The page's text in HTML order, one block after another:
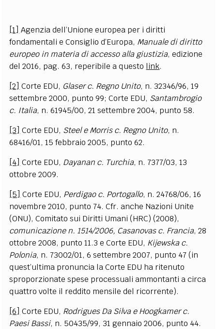
[1] Agenzia dell’Unione europea per i diritti
fondamentali e Consiglio d’Europa, Manuale di diritto
europeo in materia di accesso alla giustizia, edizione
del 2016, pag. 63, reperibile a questo link.
[2] Corte EDU, Glaser c. Regno Unito, n. 32346/96, 19
settembre 2000, punto 99; Corte EDU, Santambrogio
c. Italia, n. 61945/00, 21 settembre 2004, punto 58.
[3] Corte EDU, Steel e Morris c. Regno Unito, n.
68416/01, 15 febbraio 2005, punto 62.
[4] Corte EDU, Dayanan c. Turchia, n. 7377/03, 13
ottobre 2009.
[5] Corte EDU, Perdigao c. Portogallo, n. 24768/06, 16
novembre 2010, punto 74. Cfr. anche Nazioni Unite
(ONU), Comitato sui Diritti Umani (HRC) (2008),
comunicazione n. 1514/2006, Casanovas c. Francia, 28
ottobre 2008, punto 11.3 eCorte EDU, Kijewska c.
Polonia, n. 73002/01, 6 settembre 2007, punto 47 (in
quest’ultima pronuncia la Corte EDU ha ritenuto
sproporzionate spese processuali ammontanti a circa
quattro volte il reddito mensile del ricorrente).
[6] Corte EDU, Rodrigues Da Silva e Hoogkamer c.
Paesi Bassi, n. 50435/99, 31 gennaio 2006, punto 44.